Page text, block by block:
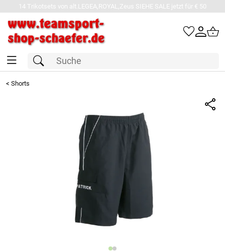
14 Trikotsets von alt.LEGEA,ROYAL,Zeus SIEHE SALE jetzt für € 50
< Shorts